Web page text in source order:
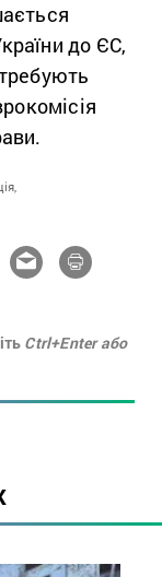
до ЄС,
Ctrl+Enter або